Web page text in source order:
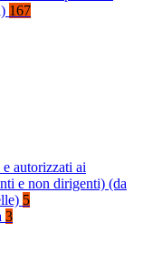
167
autorizzati ai
e non dirigenti) (da
5
3